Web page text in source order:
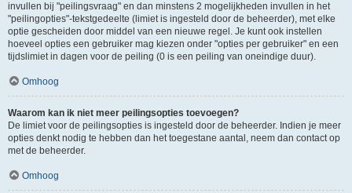
invullen bij "peilingsvraag" en dan minstens 2 mogelijkheden invullen in het
"peilingopties"-tekstgedeelte (limiet is ingesteld door de beheerder), met elke
optie gescheiden door middel van een nieuwe regel. Je kunt ook instellen
hoeveel opties een gebruiker mag kiezen onder "opties per gebruiker" en een
tijdslimiet in dagen voor de peiling (0 is een peiling van oneindige duur).
Omhoog
Waarom kan ik niet meer peilingsopties toevoegen?
De limiet voor de peilingsopties is ingesteld door de beheerder. Indien je meer
opties denkt nodig te hebben dan het toegestane aantal, neem dan contact op
met de beheerder.
Omhoog